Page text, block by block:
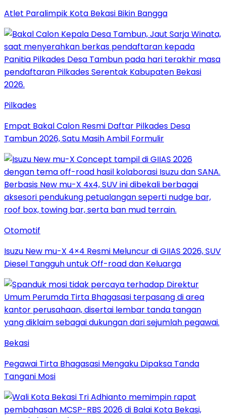
Atlet Paralimpik Kota Bekasi Bikin Bangga
Pilkades
Empat Bakal Calon Resmi Daftar Pilkades Desa
Tambun 2026, Satu Masih Ambil Formulir
Otomotif
Isuzu New mu-X 4×4 Resmi Meluncur di GIIAS 2026, SUV
Diesel Tangguh untuk Off-road dan Keluarga
Bekasi
Pegawai Tirta Bhagasasi Mengaku Dipaksa Tanda
Tangani Mosi